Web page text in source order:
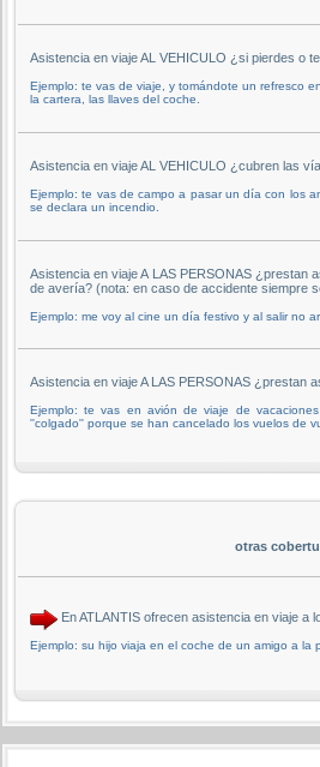
Asistencia en viaje AL VEHICULO ¿si pierdes o
Ejemplo: te vas de viaje, y tomándote un refresco
la cartera, las llaves del coche.
Asistencia en viaje AL VEHICULO ¿cubren las
Ejemplo: te vas de campo a pasar un día con los
se declara un incendio.
Asistencia en viaje A LAS PERSONAS ¿prestan
de avería? (nota: en caso de accidente siempre
Ejemplo: me voy al cine un día festivo y al salir no
Asistencia en viaje A LAS PERSONAS ¿prestan
Ejemplo: te vas en avión de viaje de
''colgado'' porque se han cancelado los vuelos de
otras
En ATLANTIS ofrecen asistencia en viaje a
Ejemplo: su hijo viaja en el coche de un amigo a